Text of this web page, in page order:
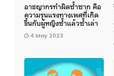
อาชญากรทำผิดซ้ำซาก คือ
ความรุนแรงทางเพศที่เกิด
ขึ้นกับผู้หญิงซ้ำแล้วซ้ำเล่า
4 May 2023